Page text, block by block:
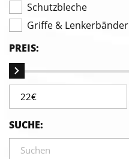
Schutzbleche
Griffe & Lenkerbänder
PREIS:
SUCHE: